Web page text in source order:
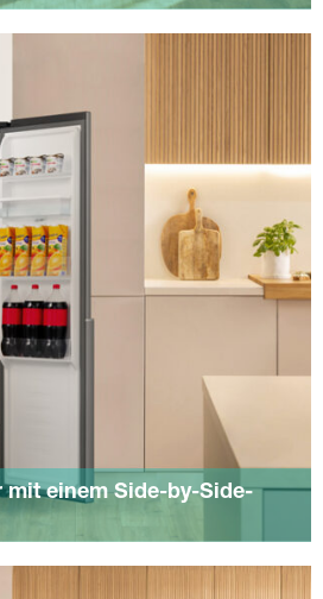
einem Side-by-Side-